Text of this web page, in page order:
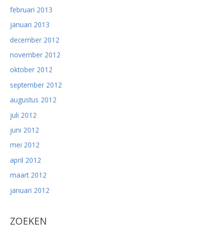
februari 2013
januari 2013
december 2012
november 2012
oktober 2012
september 2012
augustus 2012
juli 2012
juni 2012
mei 2012
april 2012
maart 2012
januari 2012
ZOEKEN